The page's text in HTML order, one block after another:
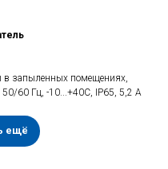
в запыленных помещениях,
60 Гц, -10...+40С, IP65, 5,2 А
ещё